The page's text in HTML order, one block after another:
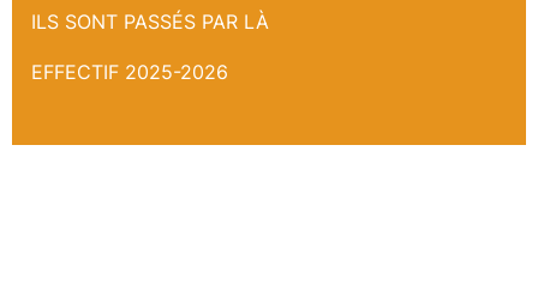
ILS SONT PASSÉS PAR LÀ
EFFECTIF 2025-2026